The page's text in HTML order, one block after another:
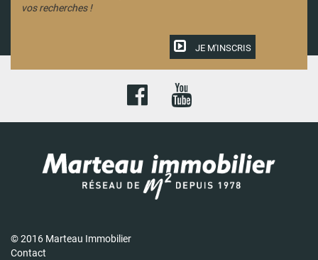
vos recherches !
JE M'INSCRIS
© 2016 Marteau Immobilier
Contact